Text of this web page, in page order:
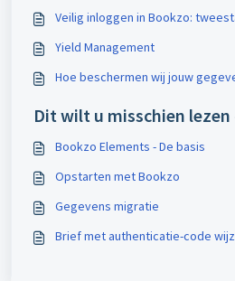
Veilig inloggen in Bookzo:
Yield Management
Hoe beschermen wij jouw
Dit wilt u misschien lezen
Bookzo Elements - De basis
Opstarten met Bookzo
Gegevens migratie
Brief met authenticatie-code